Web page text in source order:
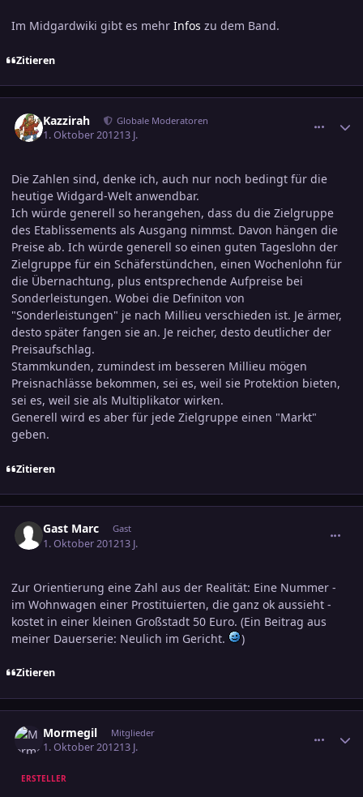
Im Midgardwiki gibt es mehr Infos zu dem Band.
Zitieren
Kazzirah Globale Moderatoren
1. Oktober 201213 J.
Die Zahlen sind, denke ich, auch nur noch bedingt für die
heutige Widgard-Welt anwendbar.
Ich würde generell so herangehen, dass du die Zielgruppe
des Etablissements als Ausgang nimmst. Davon hängen die
Preise ab. Ich würde generell so einen guten Tageslohn der
Zielgruppe für ein Schäferstündchen, einen Wochenlohn für
die Übernachtung, plus entsprechende Aufpreise bei
Sonderleistungen. Wobei die Definiton von
"Sonderleistungen" je nach Millieu verschieden ist. Je ärmer,
desto später fangen sie an. Je reicher, desto deutlicher der
Preisaufschlag.
Stammkunden, zumindest im besseren Millieu mögen
Preisnachlässe bekommen, sei es, weil sie Protektion bieten,
sei es, weil sie als Multiplikator wirken.
Generell wird es aber für jede Zielgruppe einen "Markt"
geben.
Zitieren
Gast Marc Gast
1. Oktober 201213 J.
Zur Orientierung eine Zahl aus der Realität: Eine Nummer -
im Wohnwagen einer Prostituierten, die ganz ok aussieht -
kostet in einer kleinen Großstadt 50 Euro. (Ein Beitrag aus
meiner Dauerserie: Neulich im Gericht.
)
Zitieren
Mormegil Mitglieder
1. Oktober 201213 J.
ERSTELLER